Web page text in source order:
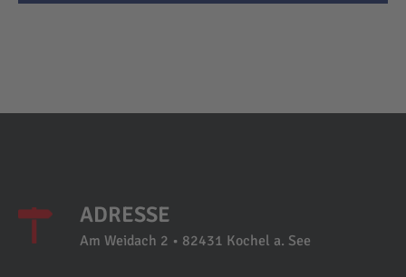
ADRESSE
Am Weidach 2 • 82431 Kochel a. See